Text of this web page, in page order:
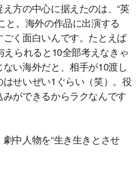
方の中心に据えたのは、“英
と。海外の作品に出演する
く面白いんです。たとえば
られると10全部考えなきゃ
い海外だと、相手が10渡し
せいぜい1ぐらい（笑）。役
ができるからラクなんです
中人物を“生き生きとさせ